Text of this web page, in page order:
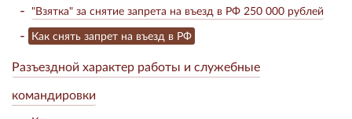
"Взятка" за снятие запрета на въезд в РФ 250 000 рублей
Как снять запрет на въезд в РФ
Разъездной характер работы и служебные
командировки